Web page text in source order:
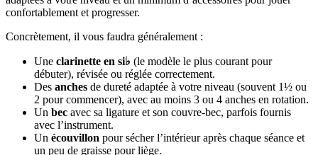
confortablement et progresser.
Concrètement, il vous faudra généralement :
Une clarinette en si♭ (le modèle le plus courant pour
débuter), révisée ou réglée correctement.
Des anches de dureté adaptée à votre niveau (souvent 1½ ou
2 pour commencer), avec au moins 3 ou 4 anches en rotation.
Un bec avec sa ligature et son couvre-bec, parfois fournis
avec l’instrument.
Un écouvillon pour sécher l’intérieur après chaque séance et
un peu de graisse pour liège.